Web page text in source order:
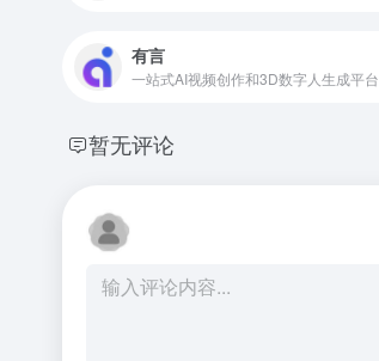
有言
一站式AI视频创作和3D数字人生成平台
暂无评论